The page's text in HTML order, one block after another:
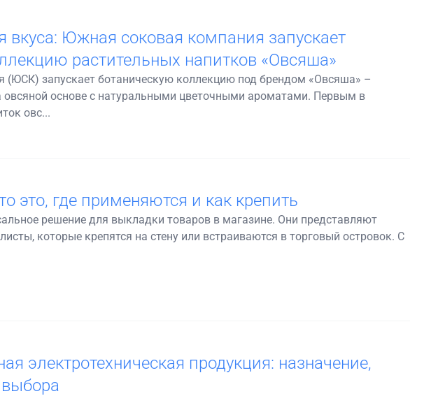
вкуса: Южная соковая компания запускает
растительных напитков «Овсяша»
запускает ботаническую коллекцию под брендом «Овсяша» –
овсяной основе с натуральными цветочными ароматами. Первым в
овс...
это, где применяются и как крепить
решение для выкладки товаров в магазине. Они представляют
которые крепятся на стену или встраиваются в торговый островок. С
электротехническая продукция: назначение,